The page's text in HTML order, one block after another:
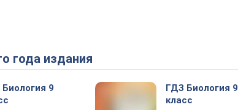
года издания
9
ГДЗ Биология 9
класс